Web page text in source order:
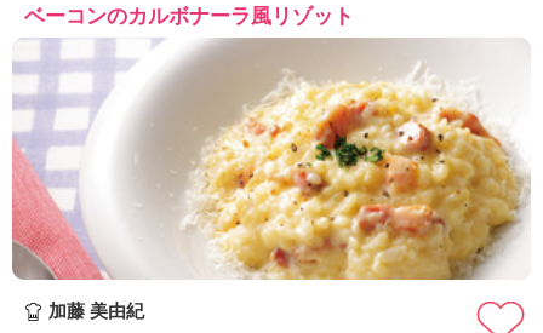
ベーコンのカルボナーラ風リゾット
加藤 美由紀